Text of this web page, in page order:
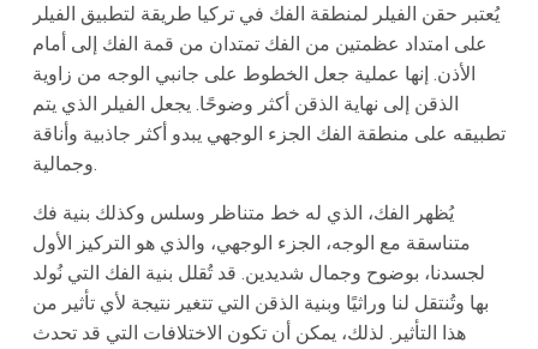
يُعتبر حقن الفيلر لمنطقة الفك في تركيا طريقة لتطبيق الفيلر
على امتداد عظمتين من الفك تمتدان من قمة الفك إلى أمام
الأذن. إنها عملية جعل الخطوط على جانبي الوجه من زاوية
الذقن إلى نهاية الذقن أكثر وضوحًا. يجعل الفيلر الذي يتم
تطبيقه على منطقة الفك الجزء الوجهي يبدو أكثر جاذبية وأناقة
وجمالية.
يُظهر الفك، الذي له خط متناظر وسلس وكذلك بنية فك
متناسقة مع الوجه، الجزء الوجهي، والذي هو التركيز الأول
لجسدنا، بوضوح وجمال شديدين. قد تُقلل بنية الفك التي نُولد
بها وتُنتقل لنا وراثيًا وبنية الذقن التي تتغير نتيجة لأي تأثير من
هذا التأثير. لذلك، يمكن أن تكون الاختلافات التي قد تحدث